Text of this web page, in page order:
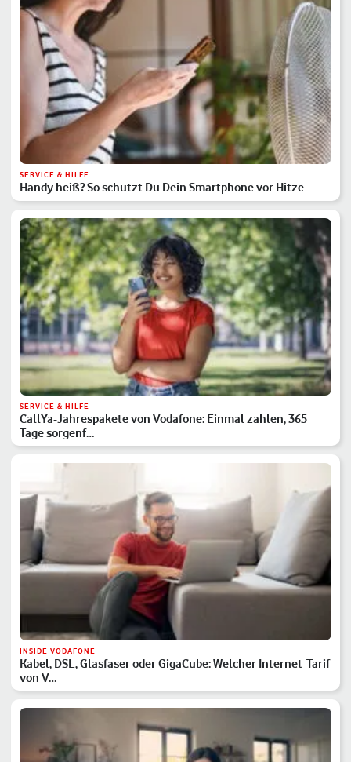
SERVICE & HILFE
Handy heiß? So schützt Du Dein Smartphone vor Hitze
SERVICE & HILFE
CallYa-Jahrespakete von Vodafone: Einmal zahlen, 365
Tage sorgenf…
INSIDE VODAFONE
Kabel, DSL, Glasfaser oder GigaCube: Welcher Internet-Tarif
von V…